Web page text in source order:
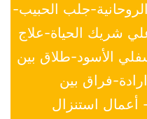
جلب الحبيب-
شريك الحياة-علاج
الأسود-طلاق بين
فراق بين
أعمال استنزال